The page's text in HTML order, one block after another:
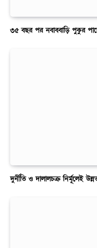
৩৫ বছর পর নবাববাড়ি পুকুর
দুর্নীতি ও দালালচক্র নির্মূলেই